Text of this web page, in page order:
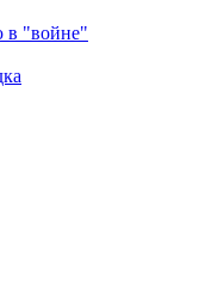
в "войне"